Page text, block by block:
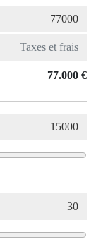
77.000 €